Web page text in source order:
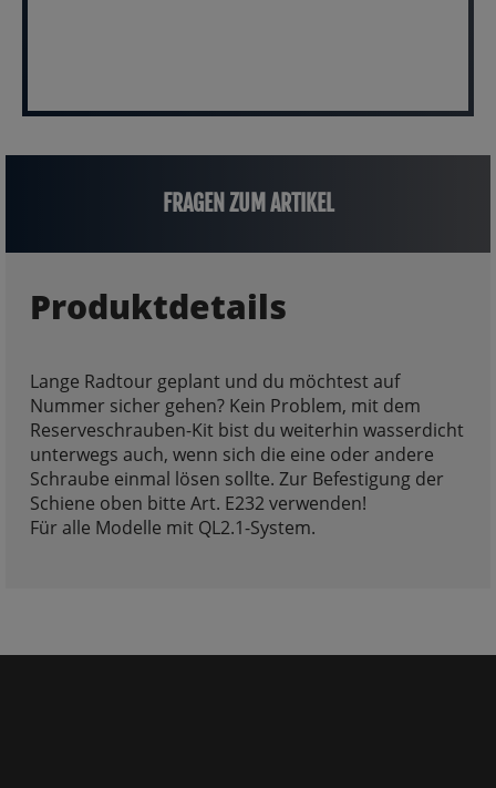
FRAGEN ZUM ARTIKEL
Produktdetails
Lange Radtour geplant und du möchtest auf
Nummer sicher gehen? Kein Problem, mit dem
Reserveschrauben-Kit bist du weiterhin wasserdicht
unterwegs auch, wenn sich die eine oder andere
Schraube einmal lösen sollte. Zur Befestigung der
Schiene oben bitte Art. E232 verwenden!
Für alle Modelle mit QL2.1-System.